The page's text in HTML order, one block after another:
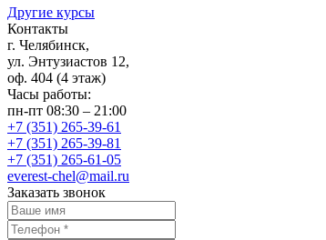
Другие курсы
Контакты
г. Челябинск,
ул. Энтузиастов 12,
оф. 404 (4 этаж)
Часы работы:
пн-пт 08:30 – 21:00
+7 (351) 265-39-61
+7 (351) 265-39-81
+7 (351) 265-61-05
everest-chel@mail.ru
Заказать звонок